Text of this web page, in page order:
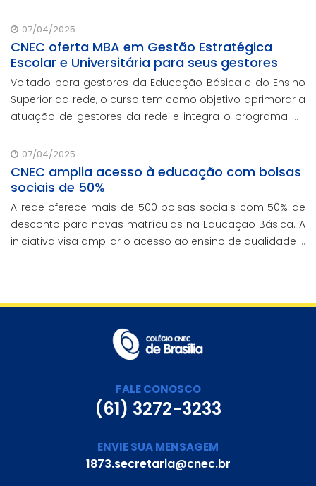
07/04/2025
CNEC oferta MBA em Gestão Estratégica
Escolar e Universitária para seus gestores
Voltado para gestores da Educação Básica e do Ensino
Superior da rede, o curso tem como objetivo aprimorar a
atuação de gestores da rede e integra o programa de
contando com o oferecimento gratuito da Re
07/04/2025
CNEC amplia acesso à educação com bolsas
sociais de 50%
A rede oferece mais de 500 bolsas sociais com 50% de
desconto para novas matrículas na Educação Básica. A
iniciativa visa ampliar o acesso ao ensino de qualidade e
FALE CONOSCO
(61) 3272-3233
ENVIE SUA MENSAGEM
1873.secretaria@cnec.br